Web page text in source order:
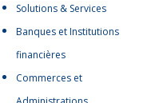
Solutions & Services
Banques et Institutions
financières
Commerces et